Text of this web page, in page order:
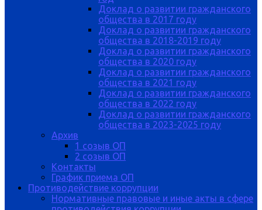
Доклад о развитии гражданского
общества в 2017 году
Доклад о развитии гражданского
общества в 2018-2019 году
Доклад о развитии гражданского
общества в 2020 году
Доклад о развитии гражданского
общества в 2021 году
Доклад о развитии гражданского
общества в 2022 году
Доклад о развитии гражданского
общества в 2023-2025 году
Архив
1 созыв ОП
2 созыв ОП
Контакты
График приема ОП
Противодействие коррупции
Нормативные правовые и иные акты в сфере